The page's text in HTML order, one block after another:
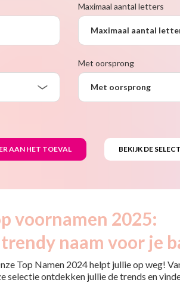
Maximaal aantal letters
Maximaal aantal
Met oorsprong
Met oorsprong
voornamen 2025:
naam voor je
Top Namen 2024 helpt jullie op weg!
selectie ontdekken jullie de trends en